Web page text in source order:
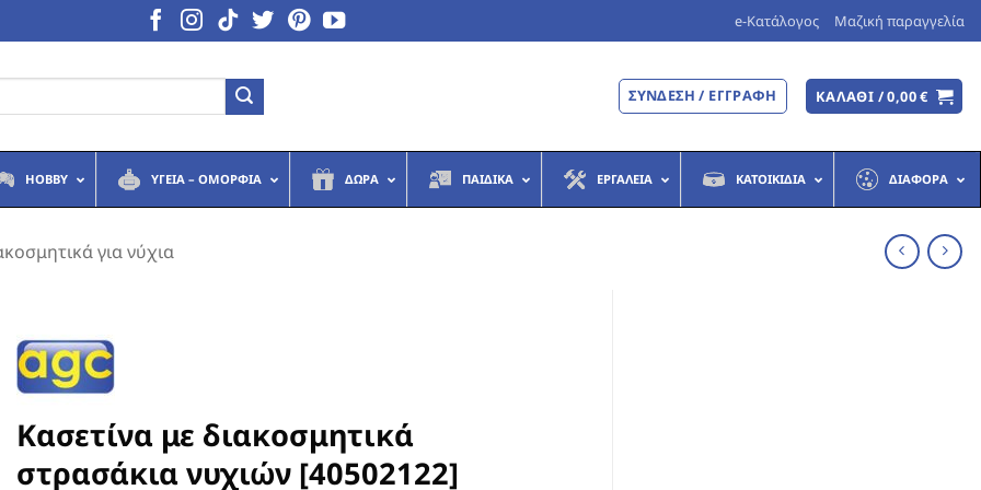
e-Κατάλογος Μαζική παραγγελία
ΣΎΝΔΕΣΗ / ΕΓΓΡΑΦΉ ΚΑΛΆΘΙ /0,00€
HOBBY ΥΓΕΙΆ – ΟΜΟΡΦΙΆ ΔΏΡΑ ΠΑΙΔΙΚΆ ΕΡΓΑΛΕΊΑ ΚΑΤΟΙΚΊΔΙΑ ΔΙΆΦΟΡΑ
για νύχια
Κασετίνα με διακοσμητικά
στρασάκια νυχιών [40502122]